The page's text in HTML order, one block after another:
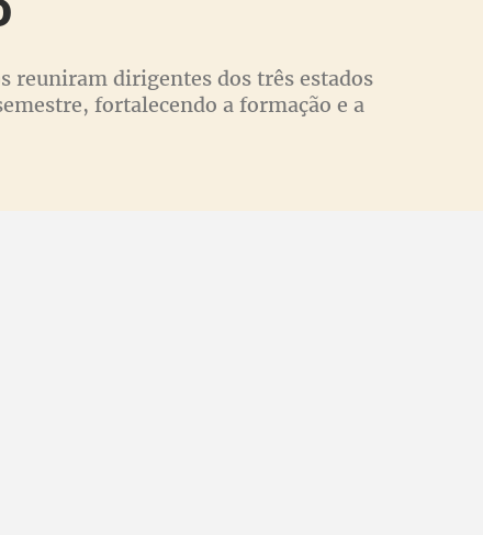
reuniram dirigentes dos três estados
fortalecendo a formação e a